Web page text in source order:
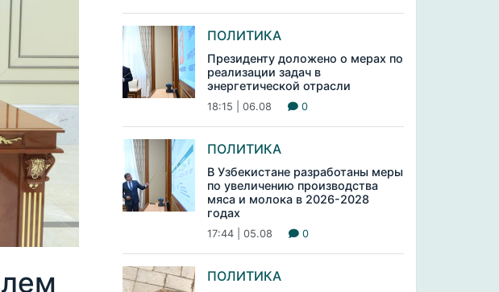
ПОЛИТИКА
Президенту доложено о мерах по
реализации задач в
энергетической отрасли
18:15 | 06.08 0
ПОЛИТИКА
В Узбекистане разработаны меры
по увеличению производства
мяса и молока в 2026-2028
годах
17:44 | 05.08 0
ПОЛИТИКА